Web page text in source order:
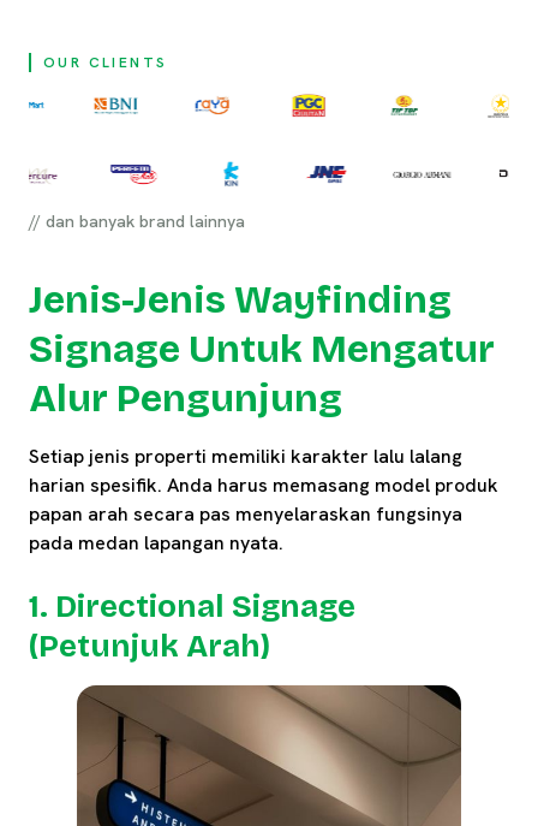
OUR CLIENTS
// dan banyak brand lainnya
Jenis-Jenis Wayfinding
Signage Untuk Mengatur
Alur Pengunjung
Setiap jenis properti memiliki karakter lalu lalang
harian spesifik. Anda harus memasang model produk
papan arah secara pas menyelaraskan fungsinya
pada medan lapangan nyata.
1. Directional Signage
(Petunjuk Arah)